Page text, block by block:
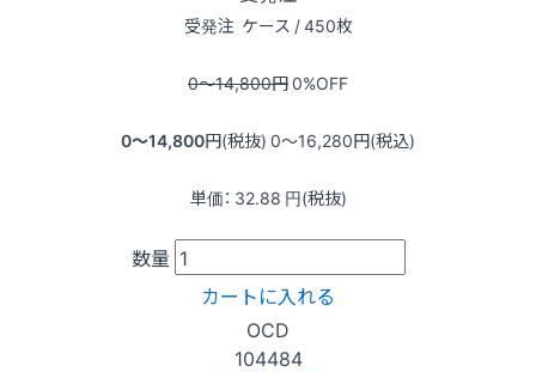
受発注 ケース / 450枚
0〜14,800円0%OFF
0〜14,800円(税抜) 0〜16,280円(税込)
単価： 32.88 円(税抜)
数量
カートに入れる
OCD
104484